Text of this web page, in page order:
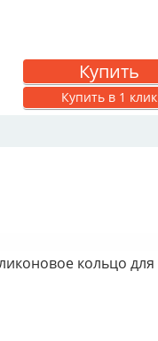
Купить
Купить в 1 клик
кольцо для